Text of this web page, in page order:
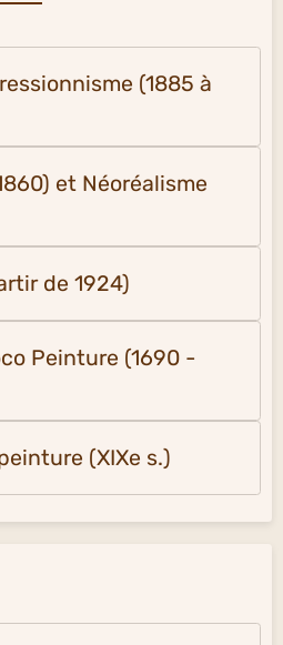
(1885 à
et Néoréalisme
de 1924)
Peinture (1690 -
(XIXe s.)